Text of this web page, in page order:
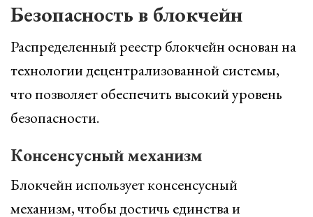
Безопасность в блокчейн
Распределенный реестр блокчейн основан на
технологии децентрализованной системы,
что позволяет обеспечить высокий уровень
безопасности.
Консенсусный механизм
Блокчейн использует консенсусный
механизм, чтобы достичь единства и